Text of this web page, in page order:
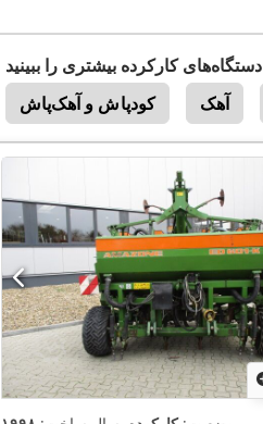
دستگاه‌های کارکرده بیشتری را ببینید
کودپاش و آهک‌پاش
آهک